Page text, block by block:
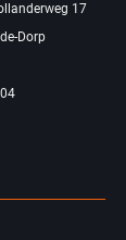
17
Dorp